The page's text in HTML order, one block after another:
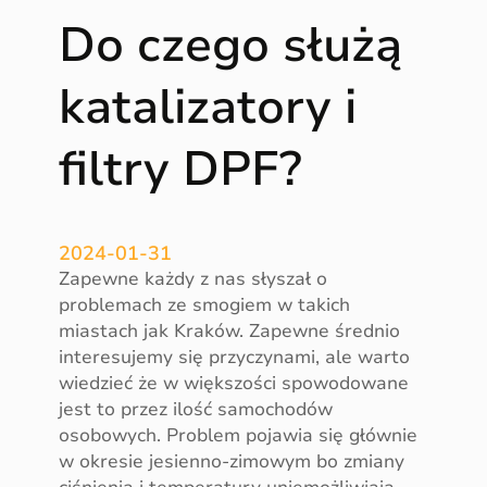
a
a
i
z
o
r
ó
w
n
a
w
ł
a
Do czego służą
katalizatory i
filtry DPF?
2024-01-31
Zapewne każdy z nas słyszał o
problemach ze smogiem w takich
miastach jak Kraków. Zapewne średnio
interesujemy się przyczynami, ale warto
wiedzieć że w większości spowodowane
jest to przez ilość samochodów
osobowych. Problem pojawia się głównie
w okresie jesienno-zimowym bo zmiany